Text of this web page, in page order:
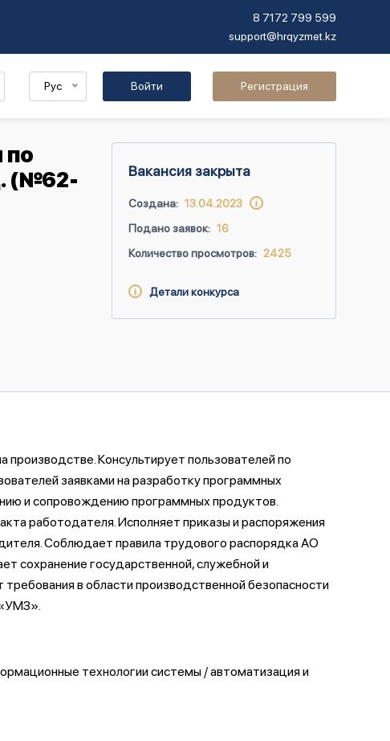
8 7172 799 599
support@hrqyzmet.kz
Рус Войти Регистрация
по
(№62-
Вакансия закрыта
Создана: 13.04.2023
Подано заявок: 16
Количество просмотров: 2425
Детали конкурса
Консультирует пользователей по
заявками на разработку программных
и сопровождению программных продуктов.
работодателя. Исполняет приказы и распоряжения
Соблюдает правила трудового распорядка АО
сохранение государственной, служебной и
в области производственной безопасности
технологии системы / автоматизация и